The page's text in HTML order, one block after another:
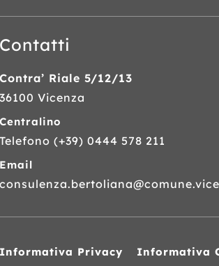
Contatti
Contra’ Riale 5/12/13
36100 Vicenza
Centralino
Telefono (+39) 0444 578 211
Email
Informativa Privacy Informativa